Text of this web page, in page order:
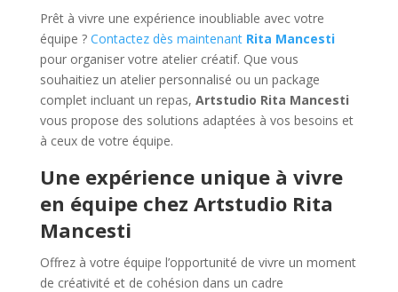
Prêt à vivre une expérience inoubliable avec votre
équipe ? Contactez dès maintenant Rita Mancesti
pour organiser votre atelier créatif. Que vous
souhaitiez un atelier personnalisé ou un package
complet incluant un repas, Artstudio Rita Mancesti
vous propose des solutions adaptées à vos besoins et
à ceux de votre équipe.
Une expérience unique à vivre
en équipe chez Artstudio Rita
Mancesti
Offrez à votre équipe l’opportunité de vivre un moment
de créativité et de cohésion dans un cadre